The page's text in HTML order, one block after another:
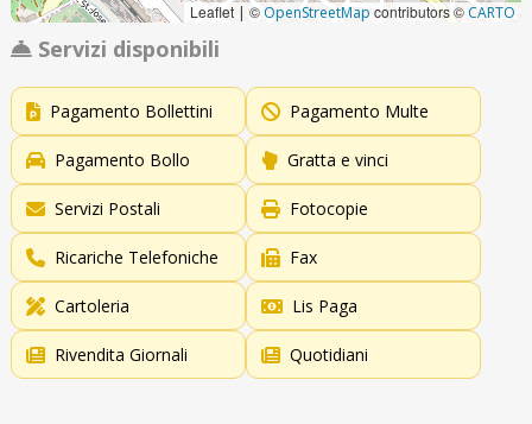
Leaflet | © OpenStreetMap contributors © CARTO
Servizi disponibili
Pagamento Bollettini Pagamento Multe
Pagamento Bollo Gratta e vinci
Servizi Postali Fotocopie
Ricariche Telefoniche Fax
Cartoleria Lis Paga
Rivendita Giornali Quotidiani